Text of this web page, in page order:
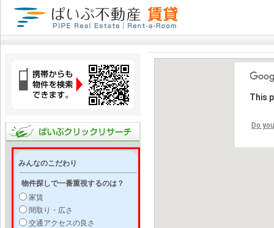
みんなのこだわり
物件探しで一番重視するのは？
家賃
間取り・広さ
交通アクセスの良さ
This
Do